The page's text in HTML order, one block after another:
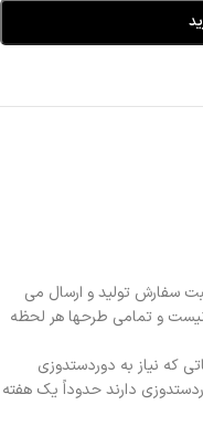
سفارش تولید و ارسال می
و تمامی طرحها هر لحظه
که نیاز به دوردستدوزی
به دوردستدوزی دارند حدوداً یک هفته